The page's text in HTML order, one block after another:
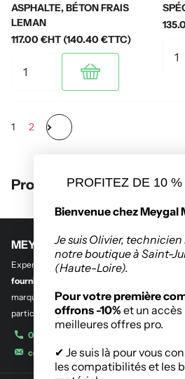
ASPHALTE, BÉTON FRAIS
LEMAN
117.00 €HT (140.40 €TTC)
1 2
Produits récemment
MEYGAL MATERIEL
Experts en outillage professionnel et btp
fourniture industrielle.
marques de l’outillage destinés aux
particuliers.
04 71 08 42 11
contact@meygalmat.fr
PROFITEZ DE 10
Bienvenue chez Meygal
Je suis Olivier,
notre boutique à Saint-
(Haute-Loire).
Pour votre première
offrons -10% et un
meilleures offres pro.
✔ Je suis là pour vous
les compatibilités et les